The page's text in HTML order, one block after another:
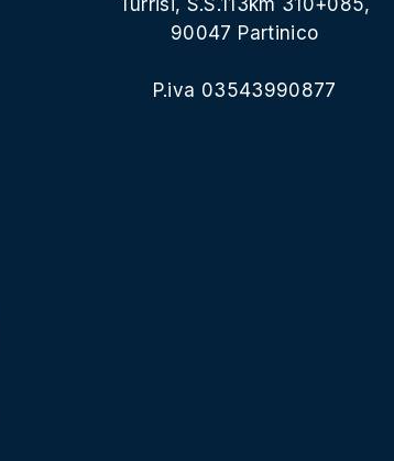
90047 Partinico
P.iva 03543990877